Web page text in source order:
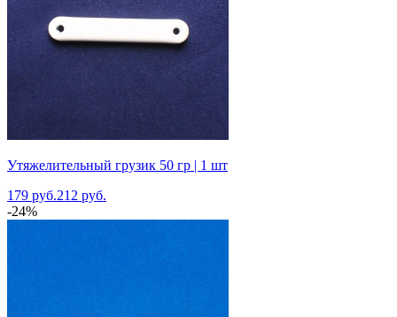
Утяжелительный грузик 50 гр | 1 шт
179 руб.212 руб.
-24%